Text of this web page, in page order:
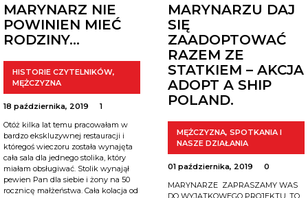
MARYNARZ NIE
POWINIEN MIEĆ
RODZINY…
HISTORIE CZYTELNIKÓW,
MĘŻCZYZNA
18 października, 2019
1
Otóż kilka lat temu pracowałam w
bardzo ekskluzywnej restauracji i
któregoś wieczoru została wynajęta
cała sala dla jednego stolika, który
miałam obsługiwać. Stolik wynajął
pewien Pan dla siebie i żony na 50
rocznicę małżeństwa. Cała kolacja od
MARYNARZU DAJ
SIĘ
ZAADOPTOWAĆ
RAZEM ZE
STATKIEM – AKCJA
ADOPT A SHIP
POLAND.
MĘŻCZYZNA, SPOTKANIA I
NASZE DZIAŁANIA
01 października, 2019
0
MARYNARZE ZAPRASZAMY WAS
DO WYJĄTKOWEGO PROJEKTU. TO